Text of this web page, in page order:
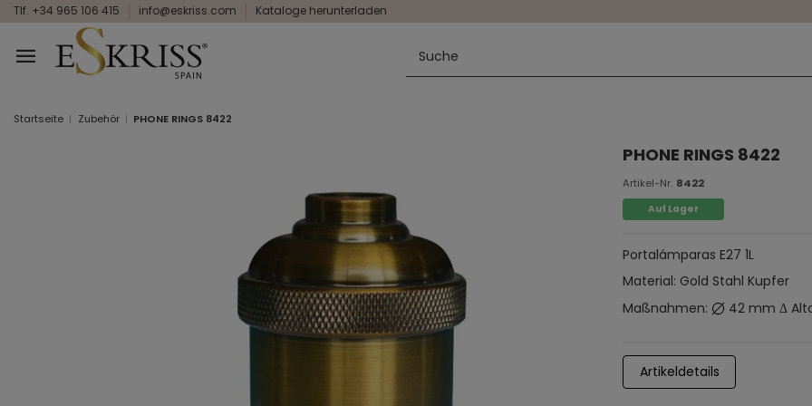
Tlf. +34 965 106 415 info@eskriss.com Kataloge herunterladen
Startseite Zubehör PHONE RINGS 8422
PHONE RINGS 8422
Artikel-Nr. 8422
Auf Lager
Portalámparas E27 1L
Material: Gold Stahl Kupfer
Maßnahmen:
42 mm Δ
Artikeldetails